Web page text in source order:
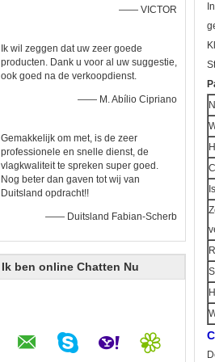
—— VICTOR
Ik wil zeggen dat uw zeer goede
producten. Dank u voor al uw suggestie,
ook goed na de verkoopdienst.
—— M. Abílio Cipriano
Gemakkelijk om met, is de zeer
professionele en snelle dienst, de
vlagkwaliteit te spreken super goed.
Nog beter dan gaven tot wij van
Duitsland opdracht!!
—— Duitsland Fabian-Scherb
Ik ben online Chatten Nu